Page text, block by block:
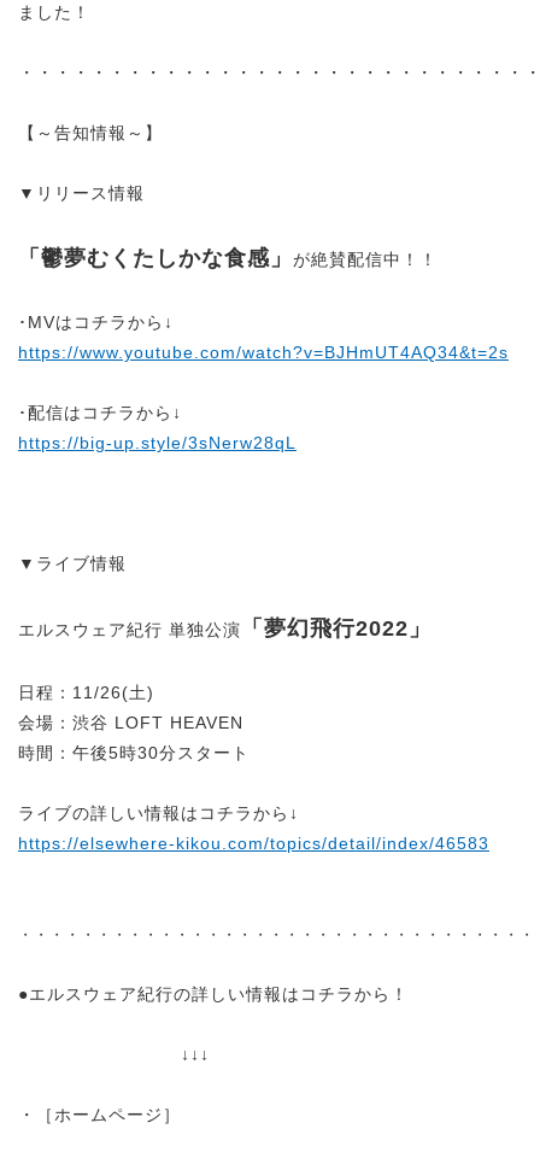
ました！
・・・・・・・・・・・・・・・・・・・・・・・・・・・・
【～告知情報～】
▼リリース情報
「鬱夢むくたしかな食感」 が絶賛配信中！！
･MVはコチラから↓
https://www.youtube.com/watch?v=BJHmUT4AQ34&t=2s
･配信はコチラから↓
https://big-up.style/3sNerw28qL
▼ライブ情報
エルスウェア紀行 単独公演 「夢幻飛行2022」
日程：11/26(土)
会場：渋谷 LOFT HEAVEN
時間：午後5時30分スタート
ライブの詳しい情報はコチラから↓
https://elsewhere-kikou.com/topics/detail/index/46583
・・・・・・・・・・・・・・・・・・・・・・・・・・・・・・・・・
●エルスウェア紀行の詳しい情報はコチラから！
↓↓↓
・［ホームページ］